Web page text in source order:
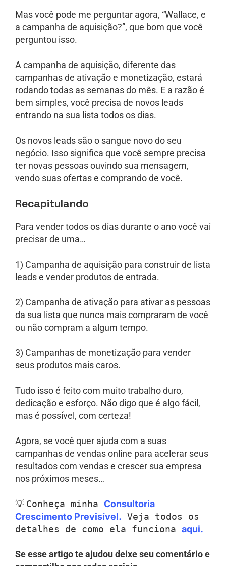
Mas você pode me perguntar agora, “Wallace, e
a campanha de aquisição?”, que bom que você
perguntou isso.
A campanha de aquisição, diferente das
campanhas de ativação e monetização, estará
rodando todas as semanas do mês. E a razão é
bem simples, você precisa de novos leads
entrando na sua lista todos os dias.
Os novos leads são o sangue novo do seu
negócio. Isso significa que você sempre precisa
ter novas pessoas ouvindo sua mensagem,
vendo suas ofertas e comprando de você.
Recapitulando
Para vender todos os dias durante o ano você vai
precisar de uma…
1) Campanha de aquisição para construir de lista
leads e vender produtos de entrada.
2) Campanha de ativação para ativar as pessoas
da sua lista que nunca mais compraram de você
ou não compram a algum tempo.
3) Campanhas de monetização para vender
seus produtos mais caros.
Tudo isso é feito com muito trabalho duro,
dedicação e esforço. Não digo que é algo fácil,
mas é possível, com certeza!
Agora, se você quer ajuda com a suas
campanhas de vendas online para acelerar seus
resultados com vendas e crescer sua empresa
nos próximos meses…
💡 Conheça minha Consultoria
Crescimento Previsível. Veja todos os
detalhes de como ela funciona aqui.
Se esse artigo te ajudou deixe seu comentário e